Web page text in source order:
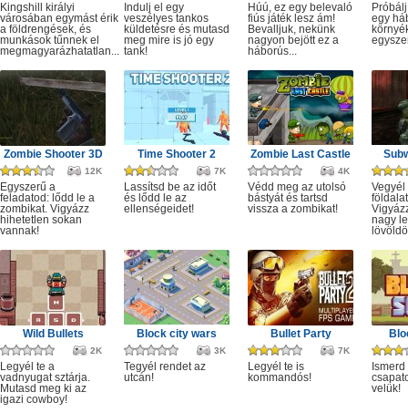
Kingshill királyi
városában egymást érik
a földrengések, és
munkások tűnnek el
megmagyarázhatatlan...
Indulj el egy
veszélyes tankos
küldetésre és mutasd
meg mire is jó egy
tank!
Húú, ez egy belevaló
fiús játék lesz ám!
Bevalljuk, nekünk
nagyon bejött ez a
háborús...
egy
Zombie Shooter 3D
12K
Egyszerű a
feladatod: lődd le a
zombikat. Vigyázz
hihetetlen sokan
vannak!
Time Shooter 2
7K
Lassítsd be az időt
és lődd le az
ellenségeidet!
Zombie Last Castle
4K
Védd meg az utolsó
bástyát és tartsd
vissza a zombikat!
Vegyél
nagy
Wild Bullets
2K
Legyél te a
vadnyugat sztárja.
Mutasd meg ki az
igazi cowboy!
Block city wars
3K
Tegyél rendet az
utcán!
Bullet Party
7K
Legyél te is
kommandós!
velük!